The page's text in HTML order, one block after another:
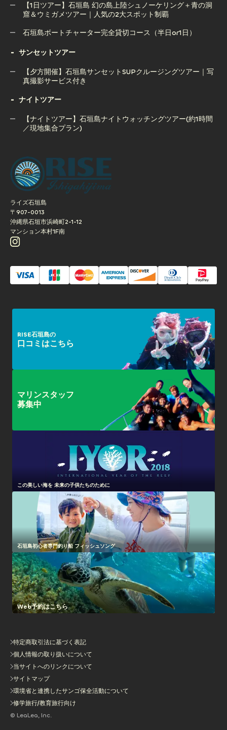
【1日ツアー】石垣島 青の洞窟＆ウミガメシュノーケル＋マ
【1日ツアー】石垣島 幻の島上陸シュノーケリング＋青の洞
窟＆ウミガメツアー｜人気の2大スポット制覇
窟＆ウミガメツアー｜人気の2大スポット制覇
石垣島ボートチャーター完全貸切コース（半日or1日）
石垣島ボートチャーター完全貸切コース（半日or1日）
サンセットツアー
【夕方開催】石垣島サンセットSUPクルージングツアー｜写
真撮影サービス付き
【夕方開催】石垣島サンセットSUPクルージングツアー｜写
ナイトツアー
【ナイトツアー】石垣島ナイトウォッチングツアー(約1時間
／現地集合プラン)
／現地集合プラン)
ライズ石垣島
〒907-0013
沖縄県石垣市浜崎町2-1-12
マンション本村1F南
RISE石垣島の
口コミはこちら
マリンスタッフ
募集中
この美しい海を 未来の子供たちのために
石垣島初心者専門釣り船 フィッシュソング
Web予約はこちら
特定商取引法に基づく表記
個人情報の取り扱いについて
当サイトへのリンクについて
サイトマップ
環境省と連携したサンゴ保全活動について
修学旅行/教育旅行向け
© LeaLea, Inc.